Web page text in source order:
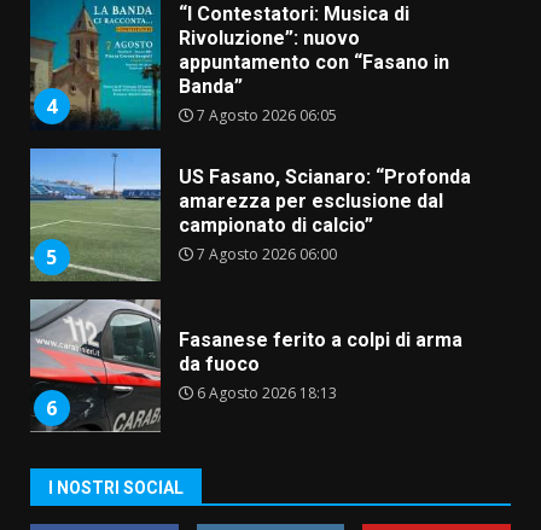
4
“I Contestatori: Musica di
Rivoluzione”: nuovo
appuntamento con “Fasano in
Banda”
7 Agosto 2026 06:05
5
US Fasano, Scianaro: “Profonda
amarezza per esclusione dal
campionato di calcio”
7 Agosto 2026 06:00
6
Fasanese ferito a colpi di arma
da fuoco
6 Agosto 2026 18:13
di aperture straordinarie del
I NOSTRI SOCIAL